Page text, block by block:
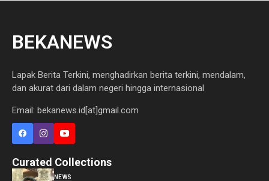
BEKANEWS
Lapak Berita Terkini, menghadirkan berita terkini, mendalam,
dan akurat dari dalam negeri hingga internasional
Email: bekanews.id[at]gmail.com
Curated Collections
NEWS